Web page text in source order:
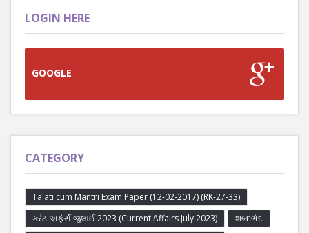
LOGIN HERE
GOOGLE
CATEGORY
Talati cum Mantri Exam Paper (12-02-2017) (RK-27-33)
કરંટ અફેર્સ જુલાઈ 2023 (Current Affairs July 2023)
શબ્દભેદ